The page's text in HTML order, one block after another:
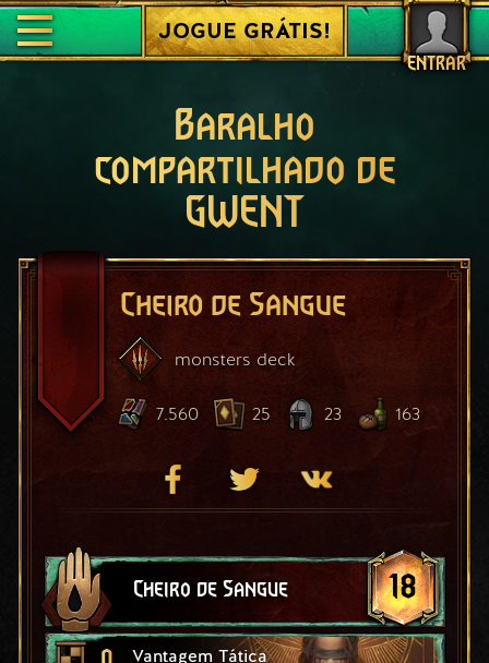
ENTRAR
JOGUE GRÁTIS!
Baralho
compartilhado de
GWENT
Cheiro de Sangue
monsters deck
7.560 25 23 163
Cheiro de Sangue 18
0 Vantagem Tática